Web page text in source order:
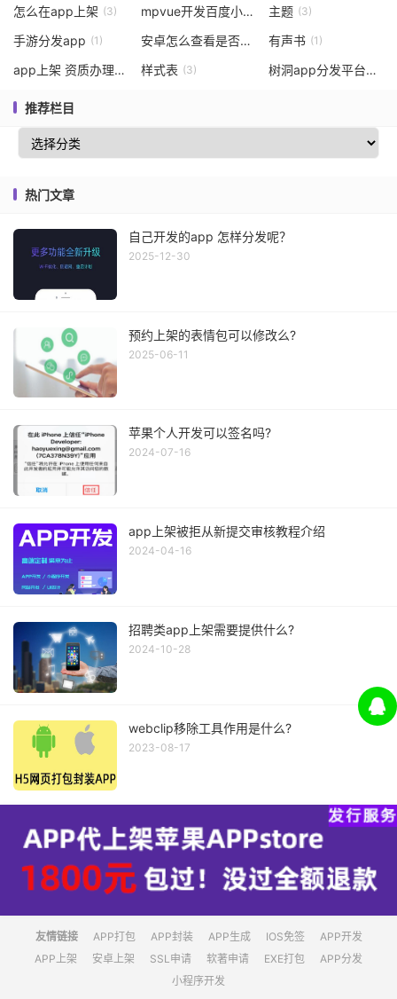
怎么在app上架 (3) mpvue开发百度小程序 (1)
主题 (3)
手游分发app (1) 安卓怎么查看是否是正式签名 (1)
有声书 (1)
app上架 资质办理 样式表 (3) 树洞app分发平台源码
推荐栏目
热门文章
自己开发的app 怎样分发呢？
2025-12-30
预约上架的表情包可以修改么?
2025-06-11
苹果个人开发可以签名吗?
2024-07-16
app上架被拒从新提交审核教程介绍
2024-04-16
招聘类app上架需要提供什么?
2024-10-28
webclip移除工具作用是什么?
2023-08-17
友情链接 APP打包 APP封装 APP生成 IOS免签
APP开发
APP上架
安卓上架 SSL申请 软著申请 EXE打包
APP分发
小程序开发